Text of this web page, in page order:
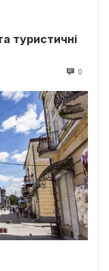
туристичні
0